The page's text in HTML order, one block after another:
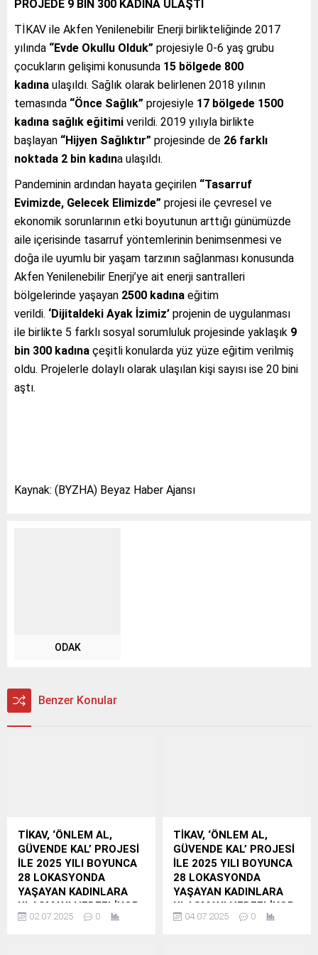
PROJEDE 9 BİN 300 KADINA ULAŞTI
TİKAV ile Akfen Yenilenebilir Enerji birlikteliğinde 2017
yılında “Evde Okullu Olduk” projesiyle 0-6 yaş grubu
çocukların gelişimi konusunda 15 bölgede 800
kadına ulaşıldı. Sağlık olarak belirlenen 2018 yılının
temasında “Önce Sağlık” projesiyle 17 bölgede 1500
kadına sağlık eğitimi verildi. 2019 yılıyla birlikte
başlayan “Hijyen Sağlıktır” projesinde de 26 farklı
noktada 2 bin kadına ulaşıldı.
Pandeminin ardından hayata geçirilen “Tasarruf
Evimizde, Gelecek Elimizde” projesi ile çevresel ve
ekonomik sorunlarının etki boyutunun arttığı günümüzde
aile içerisinde tasarruf yöntemlerinin benimsenmesi ve
doğa ile uyumlu bir yaşam tarzının sağlanması konusunda
Akfen Yenilenebilir Enerji’ye ait enerji santralleri
bölgelerinde yaşayan 2500 kadına eğitim
verildi. ‘Dijitaldeki Ayak İzimiz’ projenin de uygulanması
ile birlikte 5 farklı sosyal sorumluluk projesinde yaklaşık 9
bin 300 kadına çeşitli konularda yüz yüze eğitim verilmiş
oldu. Projelerle dolaylı olarak ulaşılan kişi sayısı ise 20 bini
aştı.
Kaynak: (BYZHA) Beyaz Haber Ajansı
ODAK
Benzer Konular
TİKAV, ‘ÖNLEM AL,
GÜVENDE KAL’ PROJESİ
İLE 2025 YILI BOYUNCA
28 LOKASYONDA
YAŞAYAN KADINLARA
ULAŞMAYI HEDEFLİYOR
TİKAV, “Önlem Al,
02.07.2025 0
TİKAV, ‘ÖNLEM AL,
GÜVENDE KAL’ PROJESİ
İLE 2025 YILI BOYUNCA
28 LOKASYONDA
YAŞAYAN KADINLARA
ULAŞMAYI HEDEFLİYOR
TİKAV, “Önlem Al,
04.07.2025 0